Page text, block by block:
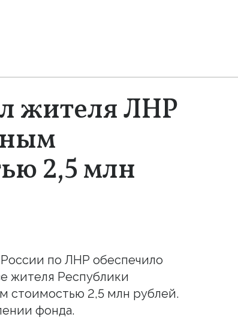
жителя ЛНР
2,5 млн
по ЛНР обеспечило
жителя Республики
стоимостью 2,5 млн рублей.
фонда.